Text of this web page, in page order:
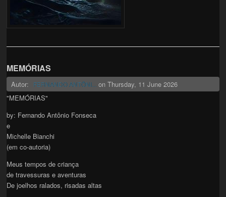
MEMÓRIAS
Autor: FERNANDO ANTÔNI... onThursday, 11 June 2026
"MEMÓRIAS"
by: Fernando Antônio Fonseca
e
Michelle Bianchi
(em co-autoria)
Meus tempos de criança
de travessuras e aventuras
De joelhos ralados, risadas altas